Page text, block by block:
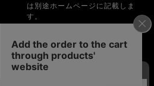
は別途ホームページに記載しま
す。
・お電話でのご注文、お問い合
なります。